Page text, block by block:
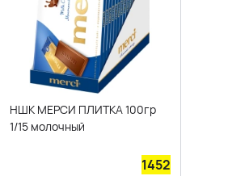
НШК МЕРСИ ПЛИТКА 100гр
1/15 молочный
1452